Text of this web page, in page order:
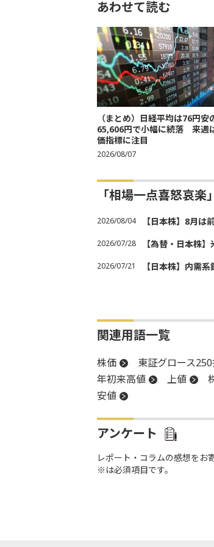
あわせて読む
（まとめ）日経平均は76円安
65,606円で小幅に続落 来週
価指標に注目
2026/08/07
「相場一点喜怒哀
2026/08/04 【日本株】8月は
2026/07/28 【為替・日本株
2026/07/21 【日本株】内需
関連用語一覧
株価 東証グロース
年初来高値
上値
安値
アンケート
レポート・コラムの感想をお
※は必須項目です。